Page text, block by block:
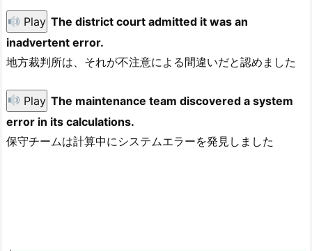
Play The district court admitted it was an
inadvertent error.
地方裁判所は、それが不注意による間違いだと認めました
Play The maintenance team discovered a system
error in its calculations.
保守チームは計算中にシステムエラーを発見しました